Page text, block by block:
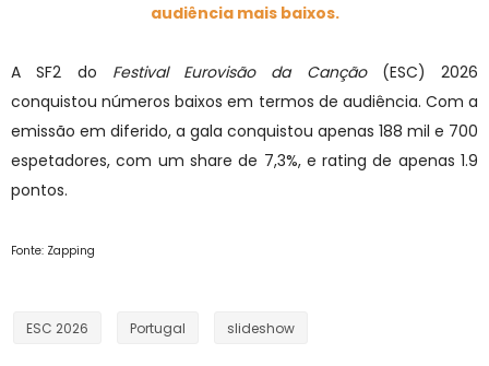
audiência mais baixos.
A SF2 do Festival Eurovisão da Canção(ESC) 2026
conquistou números baixos em termos de audiência. Com a
emissão em diferido, a gala conquistou apenas 188 mil e 700
espetadores, com um share de 7,3%, e rating de apenas 1.9
pontos.
Fonte: Zapping
ESC 2026 Portugal slideshow